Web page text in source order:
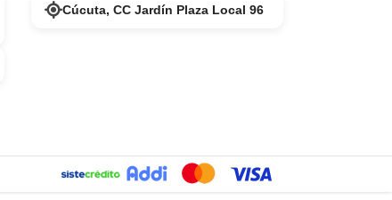
Cúcuta, CC Jardín Plaza Local 96